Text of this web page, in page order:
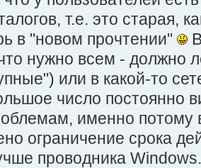
т.е. это старая,
в "новом прочтении"
нужно всем - должно
или в какой-то
число постоянно
именно потому
ограничение срока
проводника Windows.